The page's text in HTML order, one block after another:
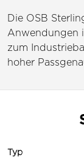
Die OSB
Anwendungen
zum
hoher
Typ